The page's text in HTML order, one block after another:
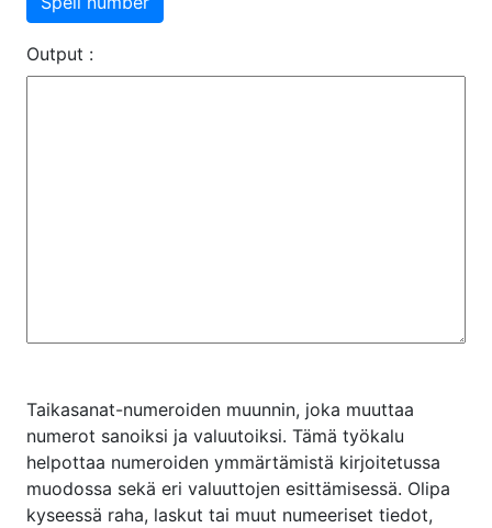
Output :
Taikasanat-numeroiden muunnin, joka muuttaa
numerot sanoiksi ja valuutoiksi. Tämä työkalu
helpottaa numeroiden ymmärtämistä kirjoitetussa
muodossa sekä eri valuuttojen esittämisessä. Olipa
kyseessä raha, laskut tai muut numeeriset tiedot,